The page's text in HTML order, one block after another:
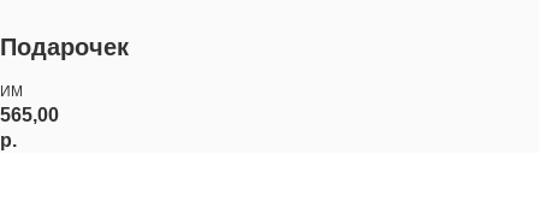
Подарочек
ИМ
565,00
р.